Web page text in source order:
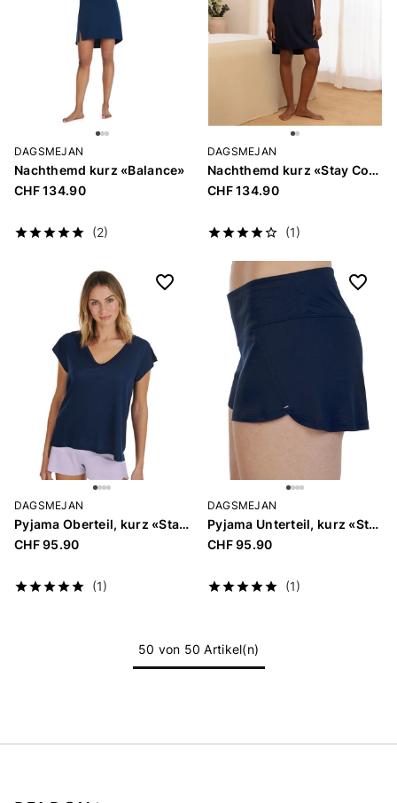
DAGSMEJAN
Nachthemd kurz «Balance»
CHF 134.90
(2)
DAGSMEJAN
Nachthemd kurz «Stay Cool»
CHF 134.90
(1)
DAGSMEJAN
Pyjama Oberteil, kurz «Stay Cool»
CHF 95.90
(1)
DAGSMEJAN
Pyjama Unterteil, kurz «Stay Cool»
CHF 95.90
(1)
50 von 50 Artikel(n)